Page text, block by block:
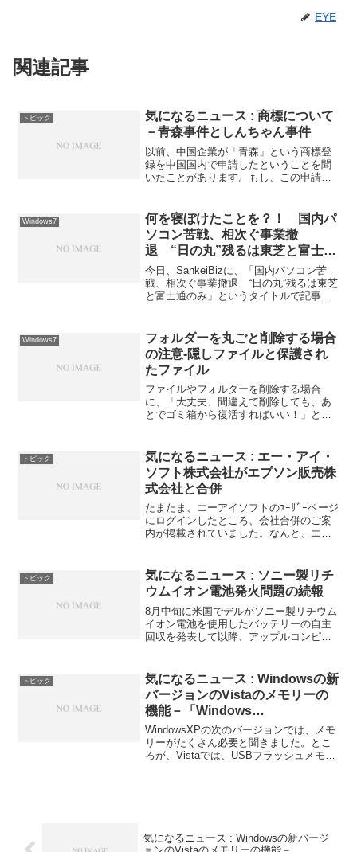
EYE
関連記事
トピック
気になるニュース : 商標について
－青森事件としんちゃん事件
以前、中国企業が「青森」という商標登
録を中国国内で申請したということを聞
いたことがあります。もし、この申請が
なる恐れが出る、ということで、なんだ
それ、と思ったことがあり...
Windows7
何を寝ぼけたことを？！ 国内パ
ソコン苦戦、相次ぐ事業撤
退 “日の丸”残るは東芝と富士通
のみ
今日、SankeiBizに、「国内パソコン苦
戦、相次ぐ事業撤退 “日の丸”残るは東芝
と富士通のみ」というタイトルで記事が
Windows7（Windows8は、ほとんど...
Windows7
フォルダーを丸ごと削除する場合
の注意-隠しファイルと保護され
たファイル
ファイルやフォルダーを削除する場合
に、「大丈夫、間違えて削除しても、あ
とでゴミ箱から復活すればいい！」と思
のファイルやフォルダーを削除した場合
には、ゴミ箱には入りません...
トピック
気になるニュース : エー・アイ・
ソフト株式会社がエプソン販売株
式会社と合併
たまたま、エーアイソフトのﾕｰｻﾞｰページ
にログインしたところ、会社合併のご案
内が掲載されていました。なんと、エー
ーアイソフトと言えば、『読んde!!ココ』
シリーズが有...
トピック
気になるニュース : ソニー製リチ
ウムイオン電池発火問題の続報
8月中旬に米国でデルがソニー製リチウム
イオン電池を使用したバッテリーの自主
回収を発表して以降、アップルコンピュ
かになりました。そして、9月29日、つい
にソニーはパソコン...
トピック
気になるニュース : Windowsの新
バージョンのVistaのメモリーの
機能－「Windows
ReadyBoost」
WindowsXPの次のバージョンでは、メモ
リーがたくさん必要と聞きました。とこ
ろが、Vistaでは、USBフラッシュメモリ
気になるニュース : Windowsの新バージ